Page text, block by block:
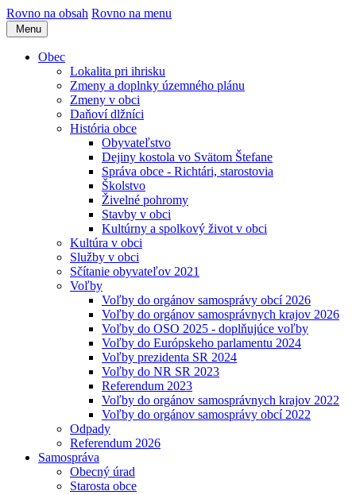
Rovno na obsah Rovno na menu
Menu
Obec
Lokalita pri ihrisku
Zmeny a doplnky územného plánu
Zmeny v obci
Daňoví dlžníci
História obce
Obyvateľstvo
Dejiny kostola vo Svätom Štefane
Správa obce - Richtári, starostovia
Školstvo
Živelné pohromy
Stavby v obci
Kultúrny a spolkový život v obci
Kultúra v obci
Služby v obci
Sčítanie obyvateľov 2021
Voľby
Voľby do orgánov samosprávy obcí 2026
Voľby do orgánov samosprávnych krajov 2026
Voľby do OSO 2025 - doplňujúce voľby
Voľby do Európskeho parlamentu 2024
Voľby prezidenta SR 2024
Voľby do NR SR 2023
Referendum 2023
Voľby do orgánov samosprávnych krajov 2022
Voľby do orgánov samosprávy obcí 2022
Odpady
Referendum 2026
Samospráva
Obecný úrad
Starosta obce